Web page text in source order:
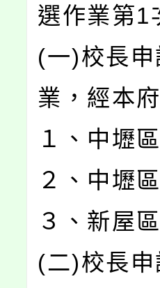
選作業第1
(一)校長
業，經本
１、中壢
２、中壢
３、新屋
(二)校長